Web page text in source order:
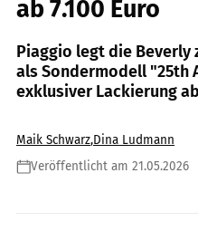
ab 7.100 Euro
Piaggio legt die Beverly
als Sondermodell "25th
exklusiver Lackierung ab
Maik Schwarz,Dina Ludmann
Veröffentlicht am 21.05.2026